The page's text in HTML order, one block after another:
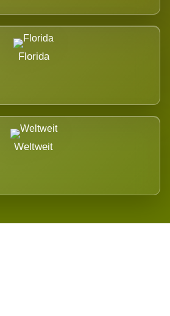
Florida
Weltweit